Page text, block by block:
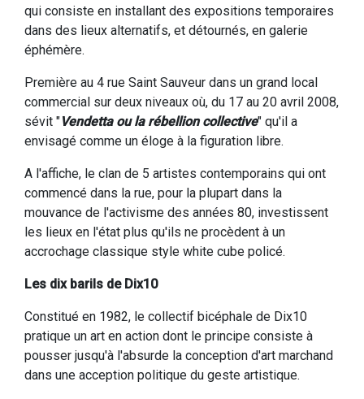
qui consiste en installant des expositions temporaires
dans des lieux alternatifs, et détournés, en galerie
éphémère.
Première au 4 rue Saint Sauveur dans un grand local
commercial sur deux niveaux où, du 17 au 20 avril 2008,
sévit "Vendetta ou la rébellion collective" qu'il a
envisagé comme un éloge à la figuration libre.
A l'affiche, le clan de 5 artistes contemporains qui ont
commencé dans la rue, pour la plupart dans la
mouvance de l'activisme des années 80, investissent
les lieux en l'état plus qu'ils ne procèdent à un
accrochage classique style white cube policé.
Les dix barils de Dix10
Constitué en 1982, le collectif bicéphale de Dix10
pratique un art en action dont le principe consiste à
pousser jusqu'à l'absurde la conception d'art marchand
dans une acception politique du geste artistique.